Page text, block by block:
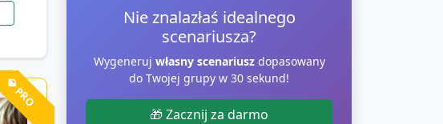
💎 PRO
Nie znalazłaś idealnego
scenariusza?
Wygeneruj własny scenariuszdopasowany
do Twojej grupy w 30 sekund!
🎁 Zacznij za darmo